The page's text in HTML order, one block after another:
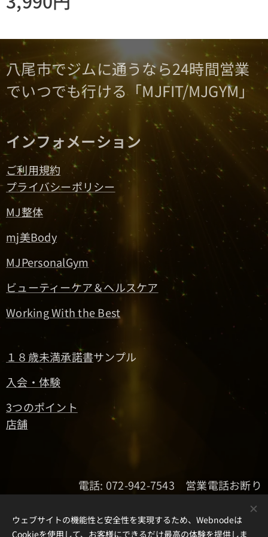
八尾市でジムに通うなら24時間営業
でいつでも行ける「MJFIT/MJGYM」
インフォメーション
ご利用規約
プライバシーポリシー
MJ整体
mj美Body
MJPersonalGym
ビューティーケア＆ヘルスケア
Working With the Best
１８歳未満承諾書サンプル
入会・体験
3つのポイント
店舗
電話: 072-942-7543 営業電話お断り
ウェブサイトの機能性と安全性を実現するため、Webnodeは
Cookieを使用して、お客様にできるだけ最高の体験を提供しま